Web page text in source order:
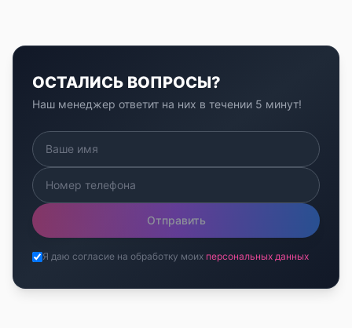
ОСТАЛИСЬ ВОПРОСЫ?
Наш менеджер ответит на них в течении 5 минут!
Отправить
Я даю согласие на обработку моих персональных данных